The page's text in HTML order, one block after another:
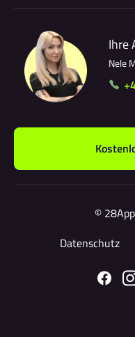
Ihre
Nele
©
Datenschutz